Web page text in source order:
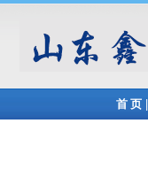
首 页 |